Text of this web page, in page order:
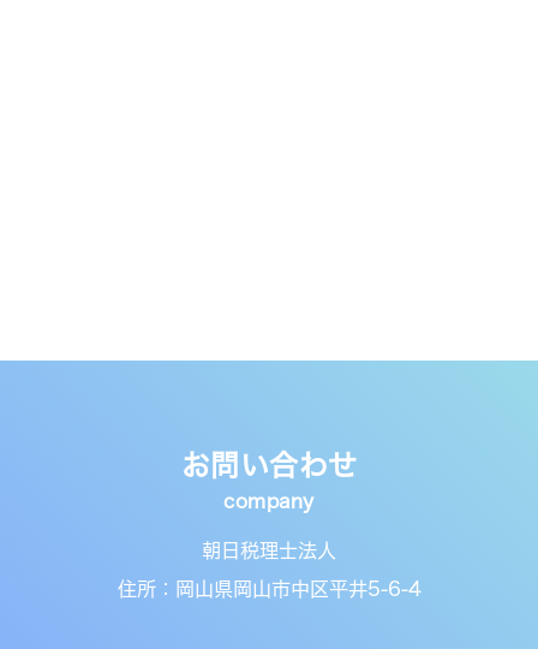
お問い合わせ
朝日税理士法人
住所：岡山県岡山市中区平井5-6-4